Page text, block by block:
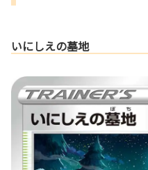
いにしえの墓地